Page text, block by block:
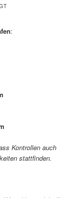
:
Kontrollen auch
stattfinden.